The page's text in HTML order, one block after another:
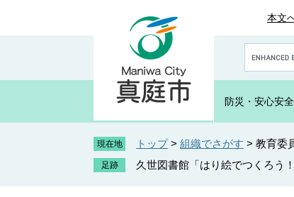
本文
o
e
カ
タ
防災・ 安心安全
現在地 トップ > 組織でさがす > 教育委
久世図書館「はり絵でつくろう